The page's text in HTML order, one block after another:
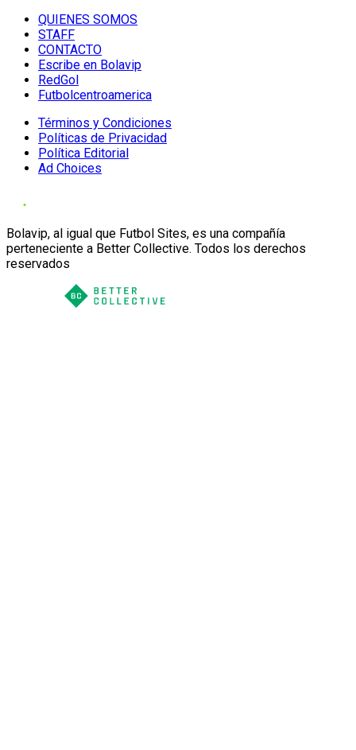
QUIENES SOMOS
STAFF
CONTACTO
Escribe en Bolavip
RedGol
Futbolcentroamerica
Términos y Condiciones
Políticas de Privacidad
Política Editorial
Ad Choices
Bolavip, al igual que Futbol Sites, es una compañía
perteneciente a Better Collective. Todos los derechos
reservados